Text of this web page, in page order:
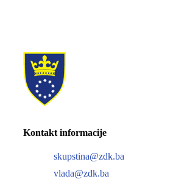
Kontakt informacije
skupstina@zdk.ba
vlada@zdk.ba